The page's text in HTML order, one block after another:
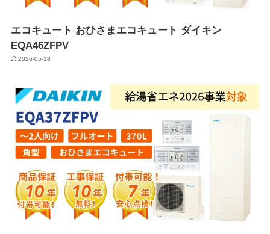
エコキュート おひさまエコキュート ダイキン
EQA46ZFPV
2026-05-18